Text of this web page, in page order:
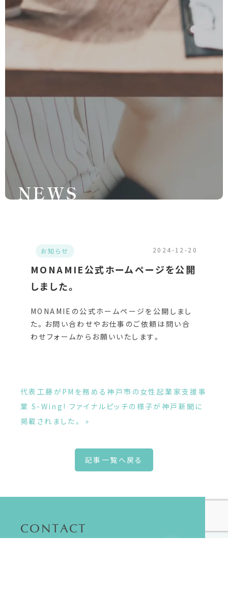
NEWS
お知らせ 2024-12-20
MONAMIE公式ホームページを公開
しました。
MONAMIEの公式ホームページを公開しまし
た。お問い合わせやお仕事のご依頼は問い合
わせフォームからお願いいたします。
代表工藤がPMを務める神戸市の女性起業家支援事
業 S-Wing! ファイナルピッチの様子が神戸新聞に
掲載されました。 »
記事一覧へ戻る
CONTACT